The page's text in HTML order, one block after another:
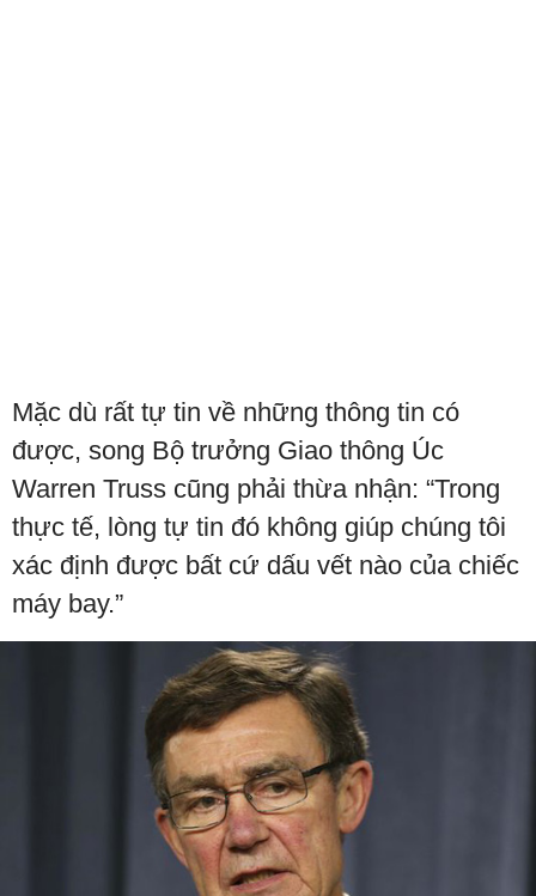
Mặc dù rất tự tin về những thông tin có
được, song Bộ trưởng Giao thông Úc
Warren Truss cũng phải thừa nhận: “Trong
thực tế, lòng tự tin đó không giúp chúng tôi
xác định được bất cứ dấu vết nào của chiếc
máy bay.”